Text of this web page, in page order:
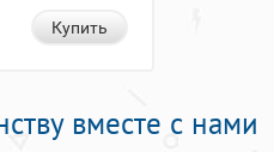
Купить
вместе с нами